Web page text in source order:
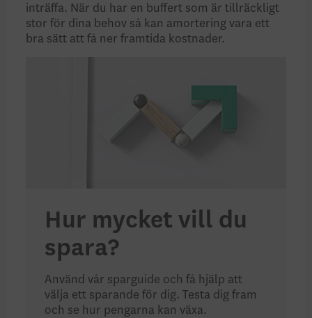
inträffa. När du har en buffert som är tillräckligt
stor för dina behov så kan amortering vara ett
bra sätt att få ner framtida kostnader.
Hur mycket vill du
spara?
Använd vår sparguide och få hjälp att
välja ett sparande för dig. Testa dig fram
och se hur pengarna kan växa.